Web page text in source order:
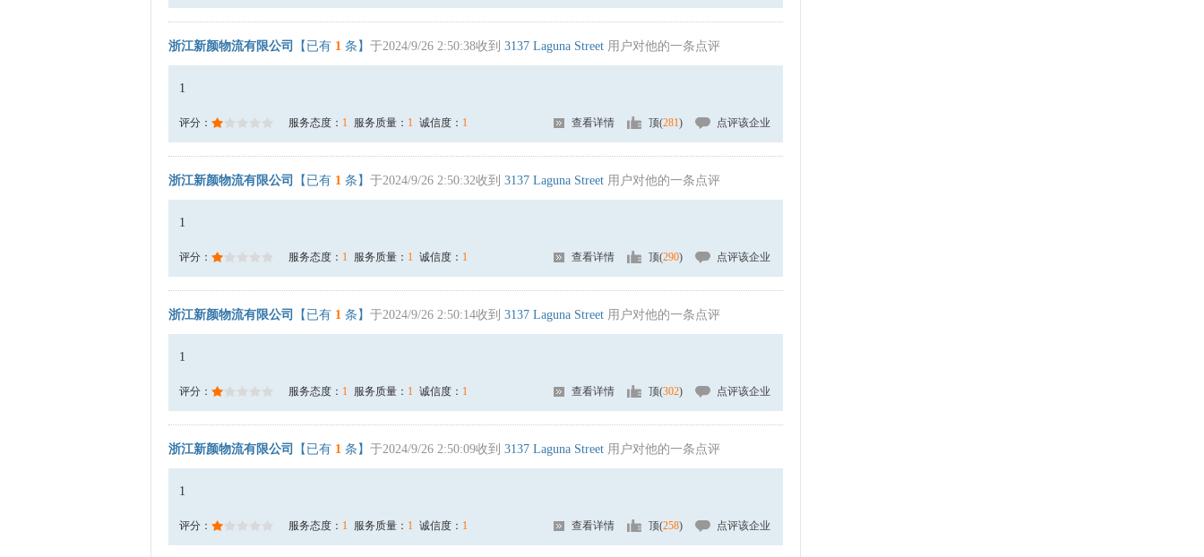
浙江新颜物流有限公司 【已有 1 条】 于2024/9/26 2:50:38收到 3137 Laguna Street 用户对他的一条点评
1
评分： 服务态度： 1 服务质量： 1 诚信度： 1 查看详情 顶(281) 点评该企业
浙江新颜物流有限公司 【已有 1 条】 于2024/9/26 2:50:32收到 3137 Laguna Street 用户对他的一条点评
1
评分： 服务态度： 1 服务质量： 1 诚信度： 1 查看详情 顶(290) 点评该企业
浙江新颜物流有限公司 【已有 1 条】 于2024/9/26 2:50:14收到 3137 Laguna Street 用户对他的一条点评
1
评分： 服务态度： 1 服务质量： 1 诚信度： 1 查看详情 顶(302) 点评该企业
浙江新颜物流有限公司 【已有 1 条】 于2024/9/26 2:50:09收到 3137 Laguna Street 用户对他的一条点评
1
评分： 服务态度： 1 服务质量： 1 诚信度： 1 查看详情 顶(258) 点评该企业